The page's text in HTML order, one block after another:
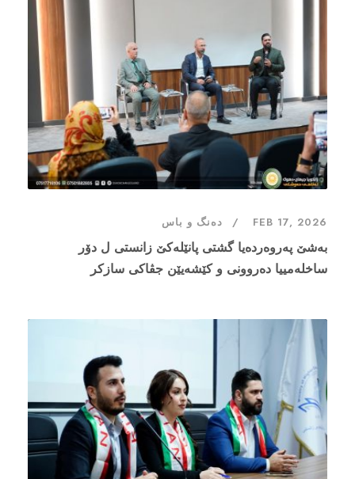
FEB 17, 2026 دەنگ و باس
بەشێ پەروەردەیا گشتی پانێلەکێ زانستی ل دۆر
ساخلەمییا دەروونی و کێشەیێن جڤاکی سازکر